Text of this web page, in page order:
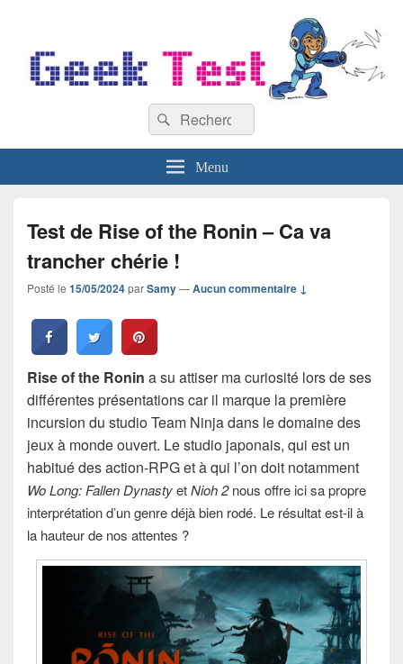
Recherche :
Rechercher
Menu
Test de Rise of the Ronin – Ca va
trancher chérie !
Posté le 15/05/2024parSamy—Aucun commentaire ↓
Rise of the Ronin a su attiser ma curiosité lors de ses
différentes présentations car il marque la première
incursion du studio Team Ninja dans le domaine des
jeux à monde ouvert. Le studio japonais, qui est un
habitué des action-RPG et à qui l’on doit notamment
Wo Long: Fallen DynastyetNioh 2nous offre ici sa propre
interprétation d’un genre déjà bien rodé. Le résultat est-il à
la hauteur de nos attentes ?